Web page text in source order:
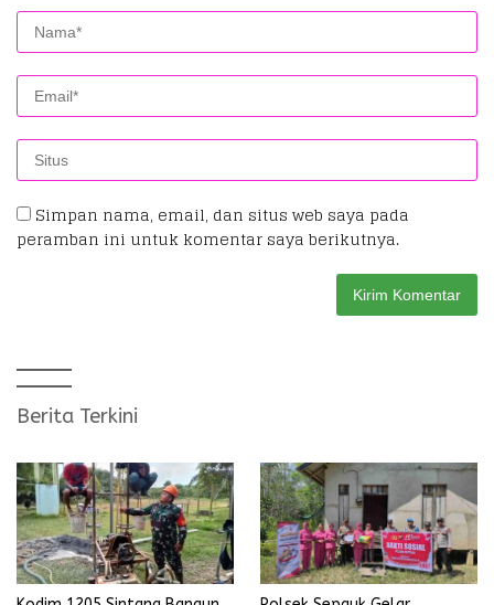
Simpan nama, email, dan situs web saya pada
peramban ini untuk komentar saya berikutnya.
Berita Terkini